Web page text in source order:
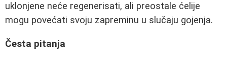
uklonjene neće regenerisati, ali preostale ćelije
mogu povećati svoju zapreminu u slučaju gojenja.
Česta pitanja